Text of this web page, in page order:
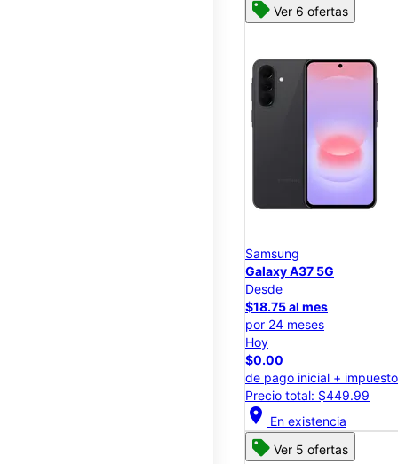
Ver 6 ofertas
Samsung
Galaxy A37 5G
Desde
$18.75 al mes
por 24 meses
Hoy
$0.00
de pago inicial +
Precio total: $449.99
location_on En existencia
Ver 5 ofertas